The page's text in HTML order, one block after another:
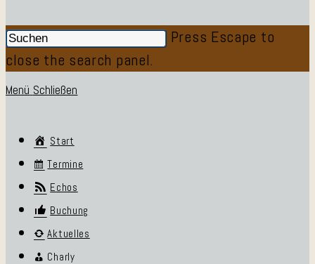
Press Escape to
close the search panel.
Menü Schließen
Start
Termine
Echos
Buchung
Aktuelles
Charly